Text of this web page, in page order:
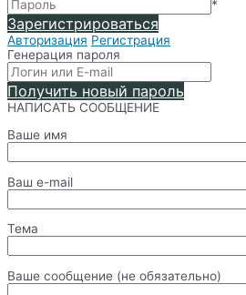
*
Зарегистрироваться
Авторизация Регистрация
Генерация пароля
Получить новый пароль
НАПИСАТЬ СООБЩЕНИЕ
Ваше имя
Ваш e-mail
Тема
Ваше сообщение (не обязательно)